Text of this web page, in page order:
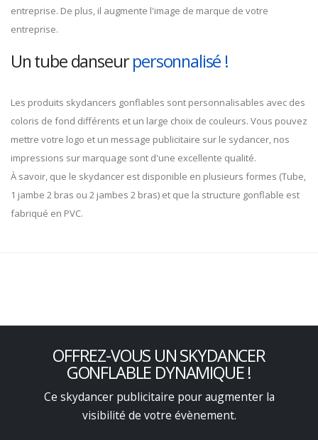
entreprise. De plus, il augmente l'image de marque de votre
entreprise.
Un tube danseurpersonnalisé !
Les produits skydancers gonflables sont personnalisables avec des
coloris de fond différents et un large choix de couleurs. Vous pouvez
mettre votre logo et un message publicitaire sur le sydancer, nos
impressions sur marquage sont d'une excellente qualité.
À savoir, que le skydancer est disponible en plusieurs formes (Tube,
1 jambe 2 bras ou 2 jambes 2 bras) et que la structure gonflable est
fabriqué en PVC.
OFFREZ-VOUS UN SKYDANCER
GONFLABLE DYNAMIQUE !
Ce skydancer publicitaire pour augmenter la
visibilité de votre évènement.